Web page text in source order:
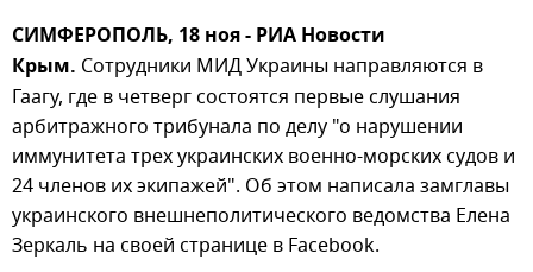
СИМФЕРОПОЛЬ, 18 ноя - РИА Новости
Крым. Сотрудники МИД Украины направляются в
Гаагу, где в четверг состоятся первые слушания
арбитражного трибунала по делу "о нарушении
иммунитета трех украинских военно-морских судов и
24 членов их экипажей". Об этом написала замглавы
украинского внешнеполитического ведомства Елена
Зеркаль на своей странице в Facebook.